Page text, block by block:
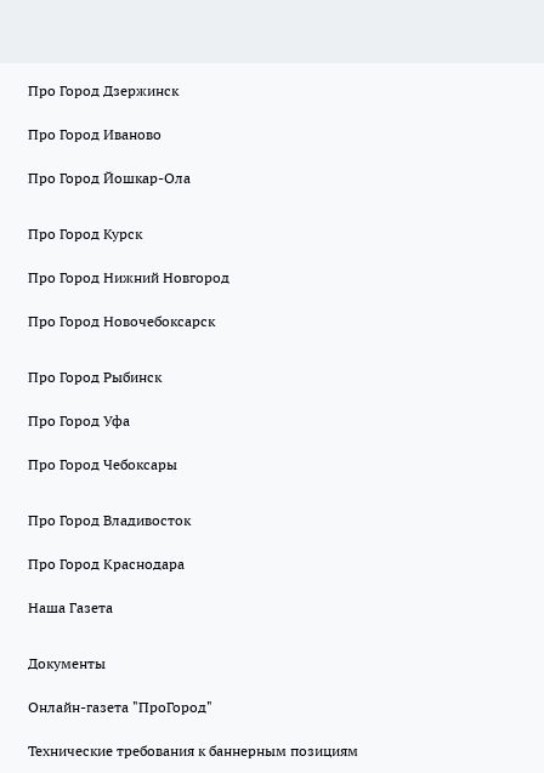
Про Город Дзержинск
Про Город Иваново
Про Город Йошкар-Ола
Про Город Курск
Про Город Нижний Новгород
Про Город Новочебоксарск
Про Город Рыбинск
Про Город Уфа
Про Город Чебоксары
Про Город Владивосток
Про Город Краснодара
Наша Газета
Документы
Онлайн-газета "ПроГород"
Технические требования к баннерным позициям